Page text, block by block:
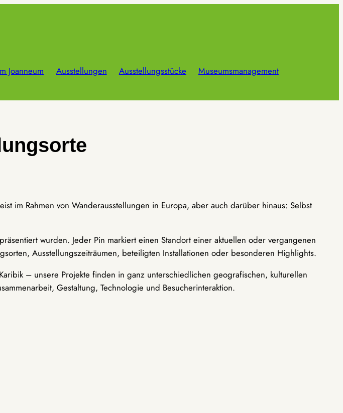
Joanneum Ausstellungen Ausstellungsstücke
Museumsmanagement
im Rahmen von Wanderausstellungen in Europa, aber auch darüber hinaus: Selbst
wurden. Jeder Pin markiert einen Standort einer aktuellen oder vergangenen
Ausstellungszeiträumen, beteiligten Installationen oder besonderen Highlights.
– unsere Projekte finden in ganz unterschiedlichen geografischen, kulturellen
Gestaltung, Technologie und Besucherinteraktion.